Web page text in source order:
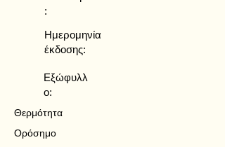
:
Ημερομηνία
έκδοσης:
Εξώφυλλ
ο:
Θερμότητα
Ορόσημο